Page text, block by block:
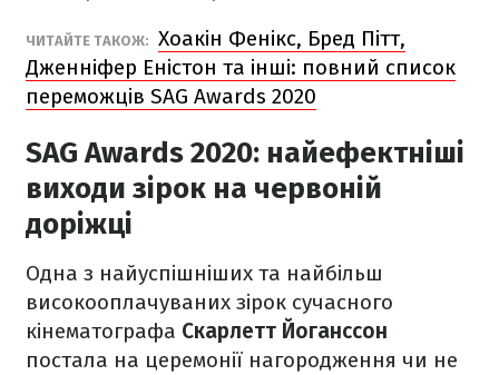
ЧИТАЙТЕ ТАКОЖ: Хоакін Фенікс, Бред Пітт,
Дженніфер Еністон та інші: повний список
переможців SAG Awards 2020
SAG Awards 2020: найефектніші
виходи зірок на червоній
доріжці
Одна з найуспішніших та найбільш
високооплачуваних зірок сучасного
кінематографа Скарлетт Йоганссон
постала на церемонії нагородження чи не